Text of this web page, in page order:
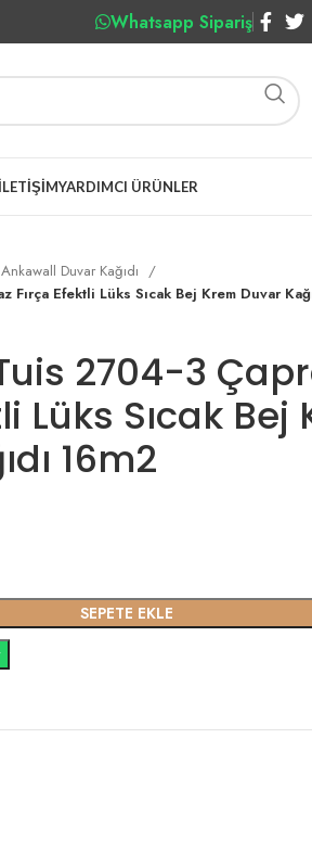
Whatsapp Sipariş
YARDIMCI ÜRÜNLER
Ankawall Duvar Kağıdı
Efektli Lüks Sıcak Bej Krem Duvar
2704-3
Lüks Sıcak Bej
16m2
SEPETE EKLE